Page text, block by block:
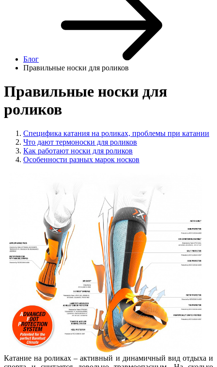
Блог
Правильные носки для роликов
Правильные носки для
роликов
Специфика катания на роликах, проблемы при катании
Что дают термоноски для роликов
Как работают носки для роликов
Особенности разных марок носков
Катание на роликах – активный и динамичный вид отдыха и